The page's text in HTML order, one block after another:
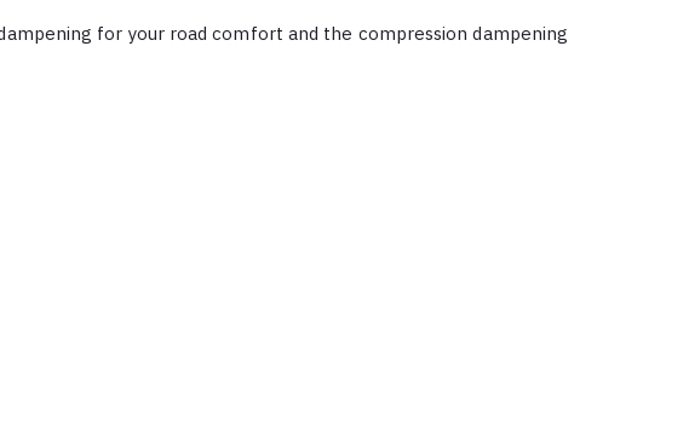
for your road comfort and the compression dampening